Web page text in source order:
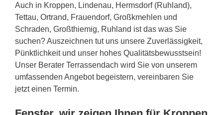
Auch in Kroppen, Lindenau, Hermsdorf (Ruhland),
Tettau, Ortrand, Frauendorf, Großkmehlen und
Schraden, Großthiemig, Ruhland ist das was Sie
suchen? Auszeichnen tut uns unsere Zuverlässigkeit,
Pünktlichkeit und unser hohes Qualitätsbewusstsein!
Unser Berater Terrassendach wird Sie von unserem
umfassenden Angebot begeistern, vereinbaren Sie
jetzt einen Termin.